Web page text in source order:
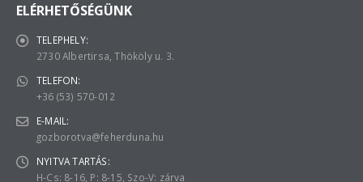
ELÉRHETŐSÉGÜNK
TELEPHELY:
2730 Albertirsa, Thököly u. 3.
TELEFON:
+36 (53) 570-012
E-MAIL:
gozborotva@feherduna.hu
NYITVA TARTÁS:
H-Cs: 8-16, P: 8-15, Szo-V: zárva